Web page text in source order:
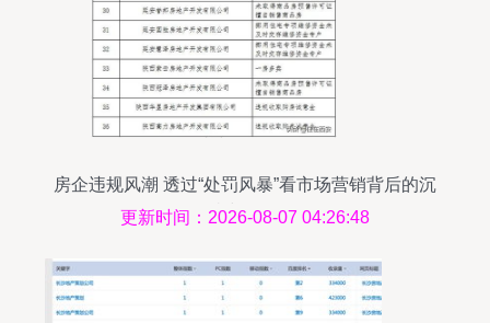
房企违规风潮 透过“处罚风暴”看市场营销背后的沉
疴与正道
更新时间：2026-08-07 04:26:48